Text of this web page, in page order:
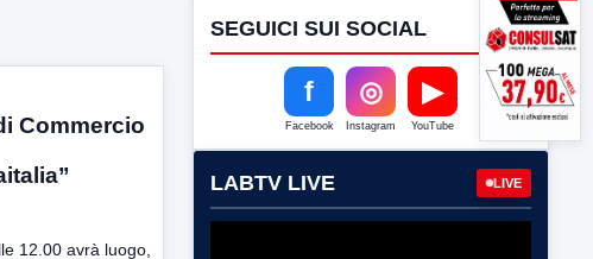
Commercio
12.00 avrà luogo,
SEGUICI SUI SOCIAL
f
Facebook
◎
Instagram
▶
YouTube
LABTV LIVE LIVE